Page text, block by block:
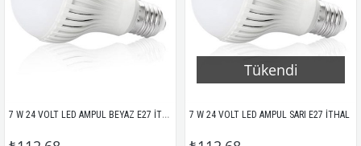
7 W 24 VOLT LED AMPUL BEYAZ E27 İTHAL
Tükendi
7 W 24 VOLT LED AMPUL SARI E27 İTHAL